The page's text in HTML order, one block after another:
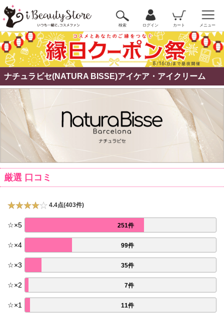
検索 ログイン カート メニュー
ナチュラビセ(NATURA BISSE)アイケア・アイクリーム
厳選 口コミ
4.4点(403件)
☆×5 251件
☆×4 99件
☆×3 35件
☆×2 7件
☆×1 11件